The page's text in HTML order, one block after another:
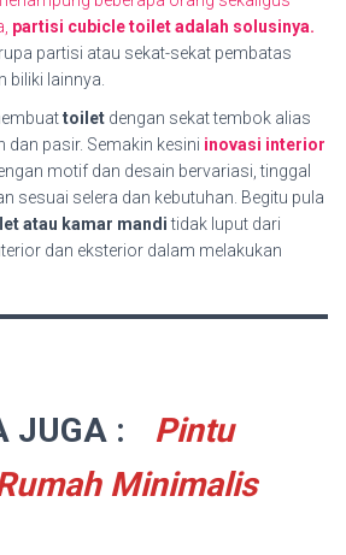
partisi cubicle toilet adalah solusinya.
partisi atau sekat-sekat pembatas
biliki lainnya.
toilet dengan sekat tembok alias
dan pasir. Semakin kesini inovasi interior
motif dan desain bervariasi, tinggal
sesuai selera dan kebutuhan. Begitu pula
atau kamar manditidak luput dari
dan eksterior dalam melakukan
JUGA :
Pintu
Minimalis